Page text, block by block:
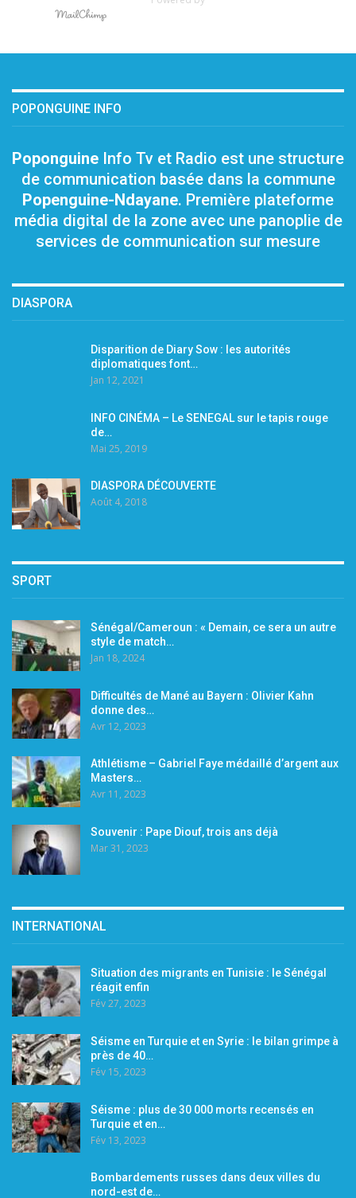
POPONGUINE INFO
Poponguine Info Tv et Radio est une structure
de communication basée dans la commune
Popenguine-Ndayane. Première plateforme
média digital de la zone avec une panoplie de
services de communication sur mesure
DIASPORA
Disparition de Diary Sow : les autorités
diplomatiques font…
Jan 12, 2021
INFO CINÉMA – Le SENEGAL sur le tapis rouge
de…
Mai 25, 2019
DIASPORA DÉCOUVERTE
Août 4, 2018
SPORT
Sénégal/Cameroun : « Demain, ce sera un autre
style de match…
Jan 18, 2024
Difficultés de Mané au Bayern : Olivier Kahn
donne des…
Avr 12, 2023
Athlétisme – Gabriel Faye médaillé d’argent aux
Masters…
Avr 11, 2023
Souvenir : Pape Diouf, trois ans déjà
Mar 31, 2023
INTERNATIONAL
Situation des migrants en Tunisie : le Sénégal
réagit enfin
Fév 27, 2023
Séisme en Turquie et en Syrie : le bilan grimpe à
près de 40…
Fév 15, 2023
Séisme : plus de 30 000 morts recensés en
Turquie et en…
Fév 13, 2023
Bombardements russes dans deux villes du
nord-est de…